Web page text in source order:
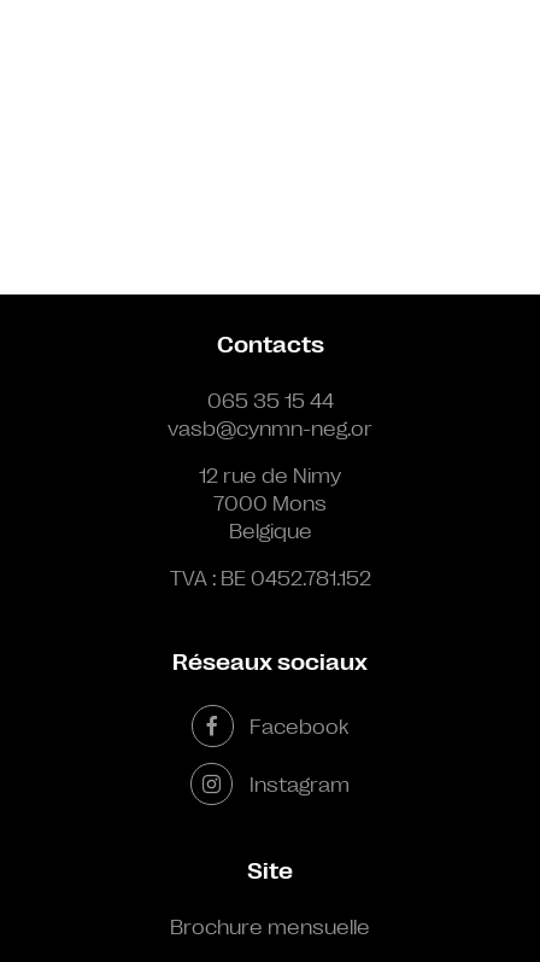
Contacts
065 35 15 44
vasb@cynmn-neg.or
12 rue de Nimy
7000 Mons
Belgique
TVA : BE 0452.781.152
Réseaux sociaux
Facebook
Instagram
Site
Brochure mensuelle